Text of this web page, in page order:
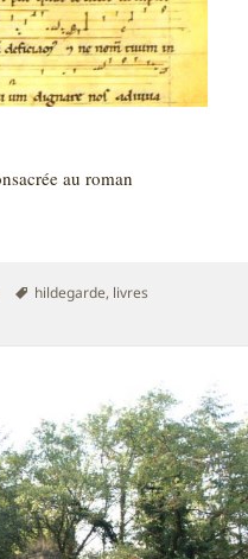
au roman
Mots-
hildegarde, livres
– Livre V – Le lapidaire